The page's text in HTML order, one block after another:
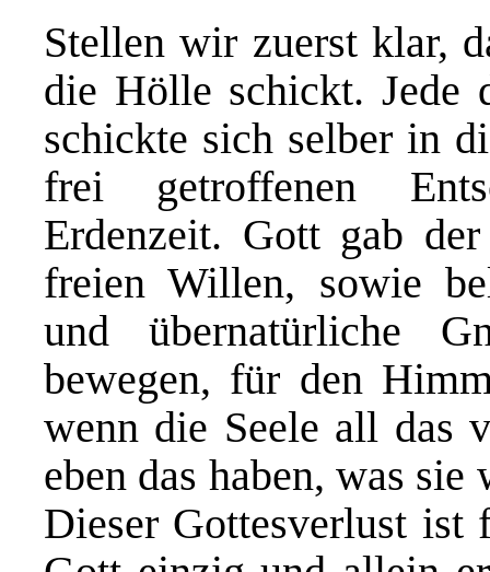
Stellen wir zuerst klar,
die Hölle schickt. Jede
schickte sich selber in
frei getroffenen
Erdenzeit. Gott gab
freien Willen, sowie
und übernatürliche
bewegen, für den
wenn die Seele all das
eben das haben, was
Dieser Gottesverlust ist